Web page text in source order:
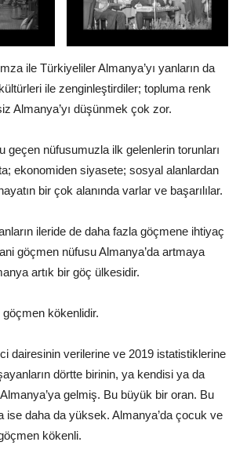
ile Türkiyeliler Almanya’yı yanların da
ile zenginleştirdiler; topluma renk
Almanya’yı düşünmek çok zor.
geçen nüfusumuzla ilk gelenlerin torunları
ekonomiden siyasete; sosyal alanlardan
bir çok alanında varlar ve başarılılar.
ileride de daha fazla göçmene ihtiyaç
göçmen nüfusu Almanya’da artmaya
artık bir göç ülkesidir.
kökenlidir.
dairesinin verilerine ve 2019 istatistiklerine
dörtte birinin, ya kendisi ya da
gelmiş. Bu büyük bir oran. Bu
ise daha da yüksek. Almanya’da çocuk ve
kökenli.